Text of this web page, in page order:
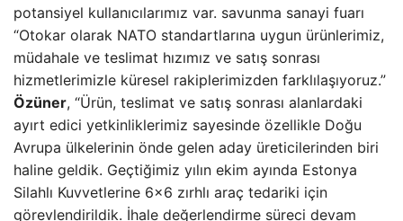
potansiyel kullanıcılarımız var. savunma sanayi fuarı
“Otokar olarak NATO standartlarına uygun ürünlerimiz,
müdahale ve teslimat hızımız ve satış sonrası
hizmetlerimizle küresel rakiplerimizden farklılaşıyoruz.”
Özüner, “Ürün, teslimat ve satış sonrası alanlardaki
ayırt edici yetkinliklerimiz sayesinde özellikle Doğu
Avrupa ülkelerinin önde gelen aday üreticilerinden biri
haline geldik. Geçtiğimiz yılın ekim ayında Estonya
Silahlı Kuvvetlerine 6×6 zırhlı araç tedariki için
görevlendirildik. İhale değerlendirme süreci devam